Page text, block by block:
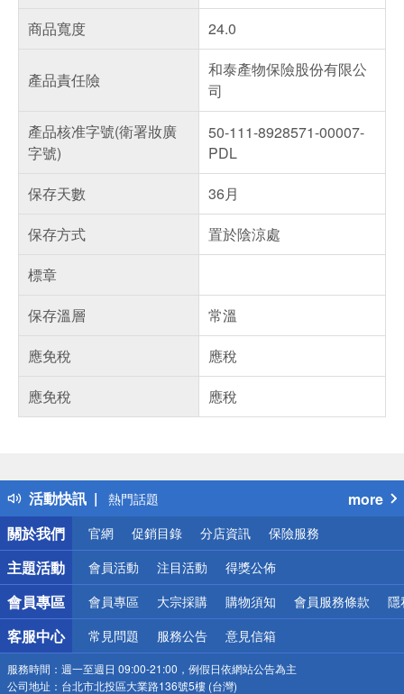
商品寬度
24.0
產品責任險
和泰產物保險股份有限公
司
產品核准字號(衛署妝廣
字號)
50-111-8928571-00007-
PDL
保存天數
36月
保存方式
置於陰涼處
標章
保存溫層
常溫
應免稅
應稅
應免稅
應稅
活動快訊
得獎公告
熱門話題
銀行優惠
偏遠地區配送
詐騙網頁！請小心！
more
關於我們
官網 促銷目錄 分店資訊 保險服務
主題活動 會員活動 注目活動 得獎公佈
會員專區 會員專區 大宗採購 購物須知 會員服務條款 隱
客服中心 常見問題 服務公告 意見信箱
服務時間： 週一至週日 09:00-21:00，例假日依網站公告為主
公司地址： 台北市北投區大業路136號5樓 (台灣)